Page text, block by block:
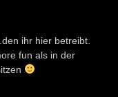
ihr hier betreibt.
fun als in der